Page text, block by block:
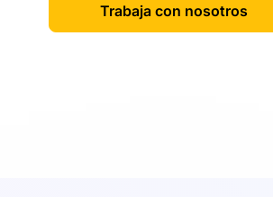
Trabaja con nosotros